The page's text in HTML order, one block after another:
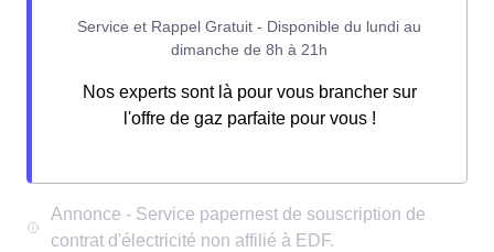
Nos experts sont là pour vous brancher sur
l'offre de gaz parfaite pour vous !